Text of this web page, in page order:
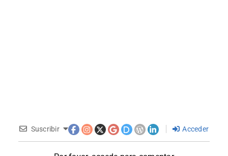
Suscribir Acceder